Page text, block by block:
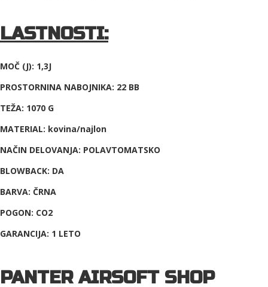
LASTNOSTI:
MOČ (J): 1,3J
PROSTORNINA NABOJNIKA: 22 BB
TEŽA: 1070 G
MATERIAL: kovina/najlon
NAČIN DELOVANJA: POLAVTOMATSKO
BLOWBACK: DA
BARVA: ČRNA
POGON: CO2
GARANCIJA: 1 LETO
PANTER AIRSOFT SHOP